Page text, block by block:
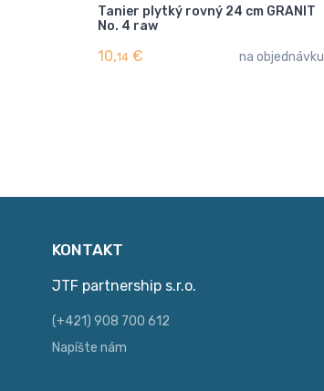
Tanier plytký rovný 24 cm GRANIT
No. 4 raw
10,14 € na objednávku
KONTAKT
JTF partnership s.r.o.
(+421) 908 700 612
Napíšte nám